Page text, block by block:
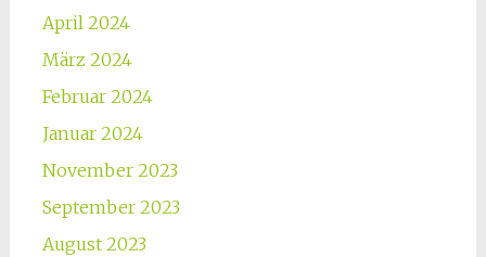
April 2024
März 2024
Februar 2024
Januar 2024
November 2023
September 2023
August 2023